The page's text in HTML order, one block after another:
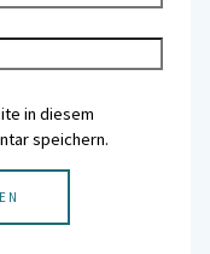
in diesem
speichern.